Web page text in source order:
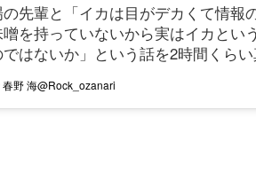
先輩と「イカは目がデカくて情報
噌を持っていないから実はイカと
ではないか」という話を2時間くら
春野 海@Rock_ozanari